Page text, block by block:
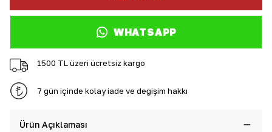
WHATSAPP
1500 TL üzeri ücretsiz kargo
7 gün içinde kolay iade ve değişim hakkı
Ürün Açıklaması